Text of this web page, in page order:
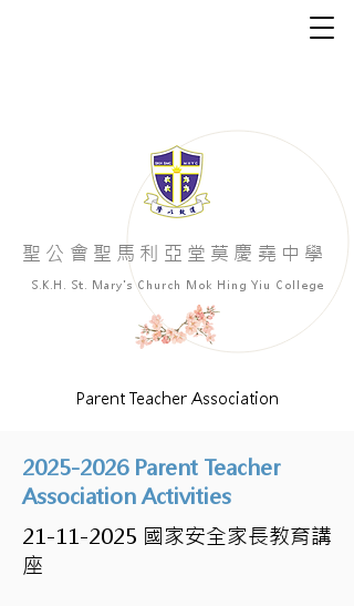
​聖公會聖馬利亞堂莫慶堯中學
S.K.H. St. Mary's Church Mok Hing Yiu College
Parent Teacher Association
2025-2026Parent Teacher
Association Activities
21-11-2025 國家安全家長教育講
座